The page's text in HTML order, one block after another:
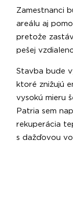
Zamestnanci
areálu aj
pretože
pešej
Stavba bude
ktoré znižujú
vysokú mieru
Patria sem
rekuperácia
s dažďovou